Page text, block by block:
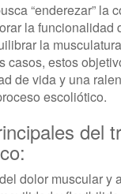
“enderezar” la
la funcionalidad
la
casos, estos
de vida y una
escoliótico.
del
dolor muscular y